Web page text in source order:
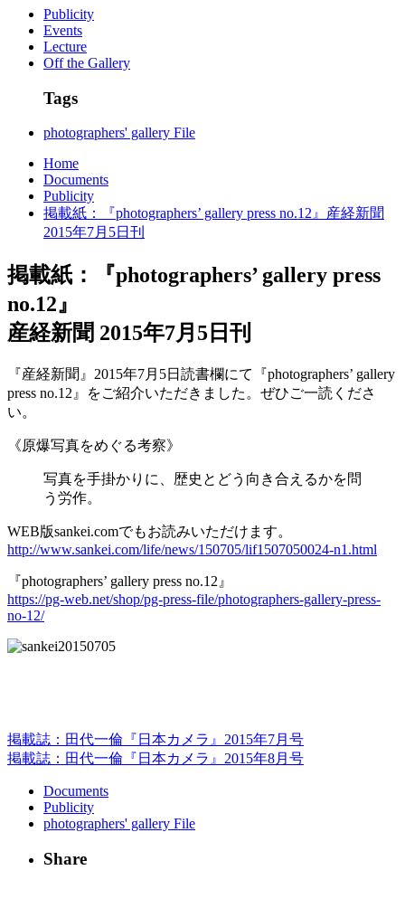
Publicity
Events
Lecture
Off the Gallery
Tags
photographers' gallery File
Home
Documents
Publicity
掲載紙：『photographers’ gallery press no.12』産経新聞
2015年7月5日刊
掲載紙：『photographers’ gallery press
no.12』
産経新聞 2015年7月5日刊
『産経新聞』2015年7月5日読書欄にて『photographers’ gallery
press no.12』をご紹介いただきました。ぜひご一読くださ
い。
《原爆写真をめぐる考察》
写真を手掛かりに、歴史とどう向き合えるかを問
う労作。
WEB版sankei.comでもお読みいただけます。
http://www.sankei.com/life/news/150705/lif1507050024-n1.html
『photographers’ gallery press no.12』
https://pg-web.net/shop/pg-press-file/photographers-gallery-press-
no-12/
掲載誌：田代一倫『日本カメラ』2015年7月号
掲載誌：田代一倫『日本カメラ』2015年8月号
Documents
Publicity
photographers' gallery File
Share